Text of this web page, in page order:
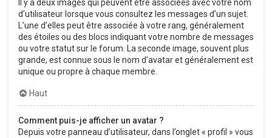
Il y a deux images qui peuvent être associées avec votre nom
d’utilisateur lorsque vous consultez les messages d’un sujet.
L’une d’elles peut être associée à votre rang, généralement
des étoiles ou des blocs indiquant votre nombre de messages
ou votre statut sur le forum. La seconde image, souvent plus
grande, est connue sous le nom d’avatar et généralement est
unique ou propre à chaque membre.
Haut
Comment puis-je afficher un avatar ?
Depuis votre panneau d’utilisateur, dans l’onglet « profil » vous